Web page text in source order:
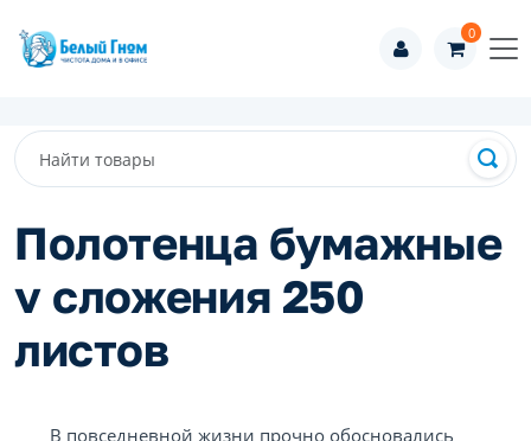
0
Полотенца бумажные
v сложения 250
листов
В повседневной жизни прочно обосновались